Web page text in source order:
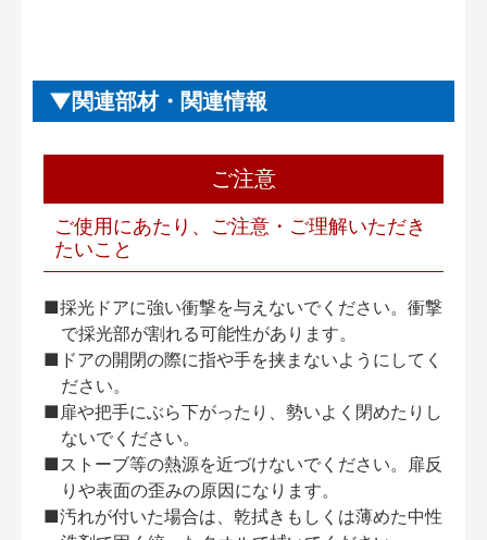
関連部材・関連情報
ご注意
ご使用にあたり、ご注意・ご理解いただき
たいこと
■採光ドアに強い衝撃を与えないでください。衝撃
で採光部が割れる可能性があります。
■ドアの開閉の際に指や手を挟まないようにしてく
ださい。
■扉や把手にぶら下がったり、勢いよく閉めたりし
ないでください。
■ストーブ等の熱源を近づけないでください。扉反
りや表面の歪みの原因になります。
■汚れが付いた場合は、乾拭きもしくは薄めた中性